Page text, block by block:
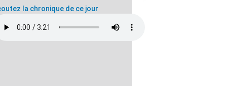
la chronique de ce jour